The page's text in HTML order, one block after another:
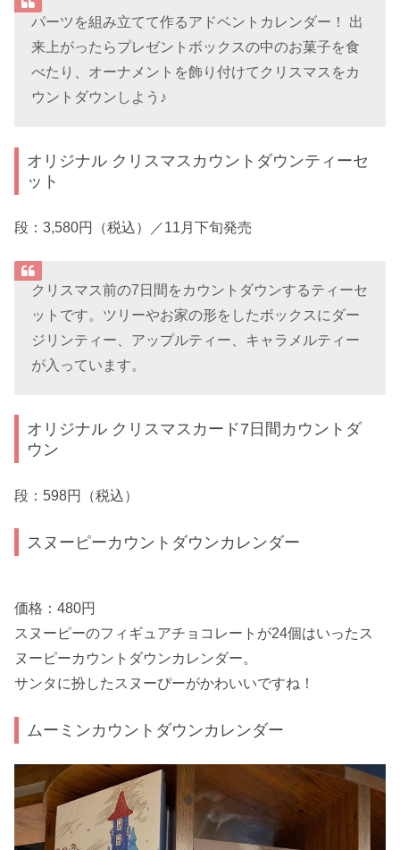
パーツを組み立てて作るアドベントカレンダー！ 出
来上がったらプレゼントボックスの中のお菓子を食
べたり、オーナメントを飾り付けてクリスマスをカ
ウントダウンしよう♪
オリジナル クリスマスカウントダウンティーセ
ット
段：3,580円（税込）／11月下旬発売
クリスマス前の7日間をカウントダウンするティーセ
ットです。ツリーやお家の形をしたボックスにダー
ジリンティー、アップルティー、キャラメルティー
が入っています。
オリジナル クリスマスカード7日間カウントダ
ウン
段：598円（税込）
スヌーピーカウントダウンカレンダー
価格：480円
スヌーピーのフィギュアチョコレートが24個はいったス
ヌーピーカウントダウンカレンダー。
サンタに扮したスヌーぴーがかわいいですね！
ムーミンカウントダウンカレンダー